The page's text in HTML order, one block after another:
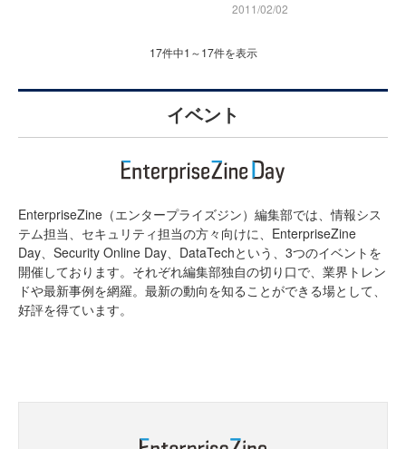
2011/02/02
17件中1～17件を表示
イベント
EnterpriseZine（エンタープライズジン）編集部では、情報シス
テム担当、セキュリティ担当の方々向けに、EnterpriseZine
Day、Security Online Day、DataTechという、3つのイベントを
開催しております。それぞれ編集部独自の切り口で、業界トレン
ドや最新事例を網羅。最新の動向を知ることができる場として、
好評を得ています。